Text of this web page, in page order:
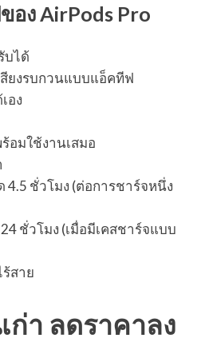
ง AirPods Pro
บได้
ยงรบกวนแบบแอ็คทีฟ
อง
อมใช้งานเสมอ
4.5 ชั่วโมง (ต่อการชาร์จหนึ่ง
ชั่วโมง (เมื่อมีเคสชาร์จแบบ
สาย
ก่า ลดราคาลง